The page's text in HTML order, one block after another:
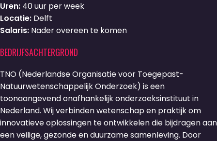
Uren: 40 uur per week
Locatie: Delft
Salaris: Nader overeen te komen
BEDRIJFSACHTERGROND
TNO (Nederlandse Organisatie voor Toegepast-
Natuurwetenschappelijk Onderzoek) is een
toonaangevend onafhankelijk onderzoeksinstituut in
Nederland. Wij verbinden wetenschap en praktijk om
innovatieve oplossingen te ontwikkelen die bijdragen aan
een veilige, gezonde en duurzame samenleving. Door